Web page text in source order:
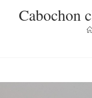
Cabochon